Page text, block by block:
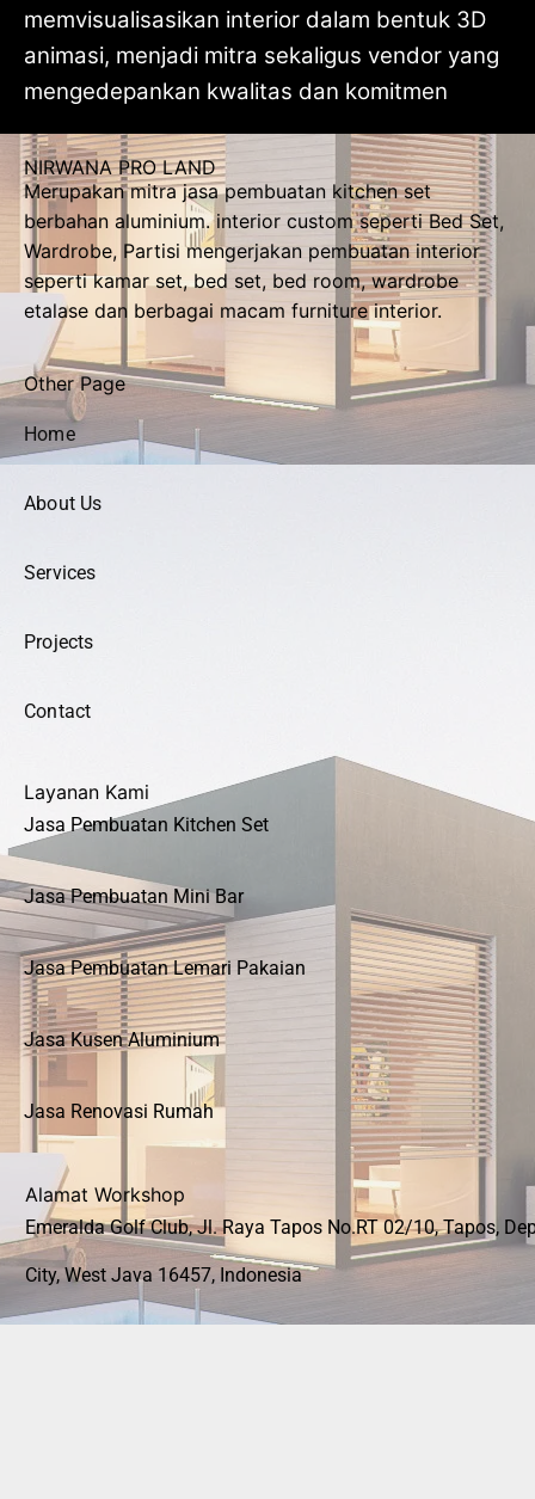
memvisualisasikan interior dalam bentuk 3D
animasi, menjadi mitra sekaligus vendor yang
mengedepankan kwalitas dan komitmen
NIRWANA PRO LAND
Merupakan mitra jasa pembuatan kitchen set
berbahan aluminium. interior custom seperti Bed Set,
Wardrobe, Partisi mengerjakan pembuatan interior
seperti kamar set, bed set, bed room, wardrobe
etalase dan berbagai macam furniture interior.
Other Page
Home
About Us
Services
Projects
Contact
Layanan Kami
Jasa Pembuatan Kitchen Set
Jasa Pembuatan Mini Bar
Jasa Pembuatan Lemari Pakaian
Jasa Kusen Aluminium
Jasa Renovasi Rumah
Alamat Workshop
Emeralda Golf Club, Jl. Raya Tapos No.RT 02/10, Tapos,
City, West Java 16457, Indonesia